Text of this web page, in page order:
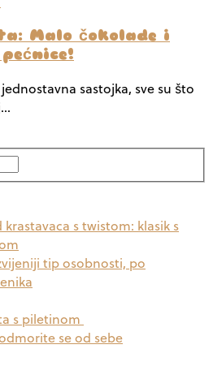
Malo čokolade i
sastojka, sve su što
s twistom: klasik s
tip osobnosti, po
s piletinom
se od sebe